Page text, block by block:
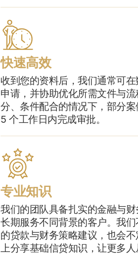
快速高效
收到您的资料后，我们通常可
申请，并协助优化所需文件与
分、条件配合的情况下，部分
5 个工作日内完成审批。
专业知识
我们的团队具备扎实的金融与
长期服务不同背景的客户。我
的贷款与财务策略建议，也会
上分享基础信贷知识，让更多人